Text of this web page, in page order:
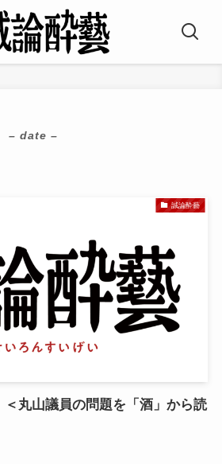
– date –
誠論酔藝
＜丸山議員の問題を「酒」から読